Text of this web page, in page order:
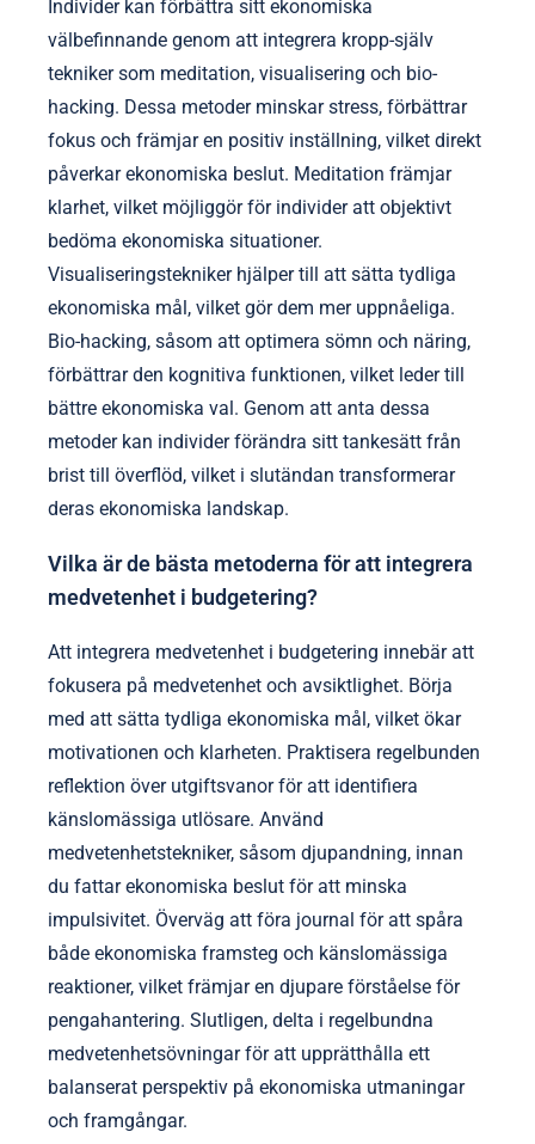
Hur kan individer tillämpa kropp-
själv tekniker för att förbättra
ekonomiskt välbefinnande?
Individer kan förbättra sitt ekonomiska
välbefinnande genom att integrera kropp-själv
tekniker som meditation, visualisering och bio-
hacking. Dessa metoder minskar stress, förbättrar
fokus och främjar en positiv inställning, vilket direkt
påverkar ekonomiska beslut. Meditation främjar
klarhet, vilket möjliggör för individer att objektivt
bedöma ekonomiska situationer.
Visualiseringstekniker hjälper till att sätta tydliga
ekonomiska mål, vilket gör dem mer uppnåeliga.
Bio-hacking, såsom att optimera sömn och näring,
förbättrar den kognitiva funktionen, vilket leder till
bättre ekonomiska val. Genom att anta dessa
metoder kan individer förändra sitt tankesätt från
brist till överflöd, vilket i slutändan transformerar
deras ekonomiska landskap.
Vilka är de bästa metoderna för att integrera
medvetenhet i budgetering?
Att integrera medvetenhet i budgetering innebär att
fokusera på medvetenhet och avsiktlighet. Börja
med att sätta tydliga ekonomiska mål, vilket ökar
motivationen och klarheten. Praktisera regelbunden
reflektion över utgiftsvanor för att identifiera
känslomässiga utlösare. Använd
medvetenhetstekniker, såsom djupandning, innan
du fattar ekonomiska beslut för att minska
impulsivitet. Överväg att föra journal för att spåra